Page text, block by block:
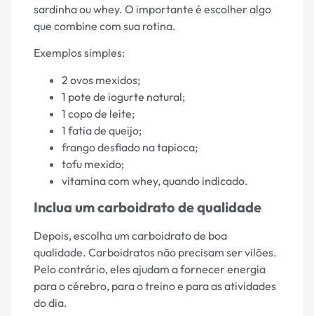
sardinha ou whey. O importante é escolher algo
que combine com sua rotina.
Exemplos simples:
2 ovos mexidos;
1 pote de iogurte natural;
1 copo de leite;
1 fatia de queijo;
frango desfiado na tapioca;
tofu mexido;
vitamina com whey, quando indicado.
Inclua um carboidrato de qualidade
Depois, escolha um carboidrato de boa
qualidade. Carboidratos não precisam ser vilões.
Pelo contrário, eles ajudam a fornecer energia
para o cérebro, para o treino e para as atividades
do dia.